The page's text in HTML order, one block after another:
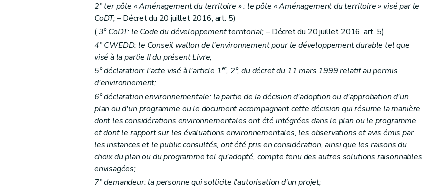
Art.D 28-13
ChapitreIII Subventionnement structurel des associations environnementales– Décret du 23 janvier 2014, art. 17)
Art.D 28-11
Art.D 28-12
Art.D 28-13
ChapitreIV Évaluation et contrôle des associations reconnues et subventionnées et retrait de la reconnaissance ou du subventionnement
Section1re Évaluation et contrôle des associations reconnues et subventionnées– Décret du 23 janvier 2014, art. 22)
Art.D 28-14
Art.D 28-15
Section
Retrait et suspension de la reconnaissance ou du subventionnement
– Décret du 23 janvier 2014, art. 25)
Art.D 28-16
ChapitreIV Évaluation et contrôle des associations reconnues et subventionnées et retrait de la reconnaissance ou du subventionnement
Section1 Évaluation et contrôle des associations reconnues et subventionnées
2°terpôle « Aménagement du territoire » : le pôle « Aménagement du territoire » visé par le
CoDT;– Décret du 20 juillet 2016, art. 5)
(3° CoDT: le Code du développement territorial;– Décret du 20 juillet 2016, art. 5)
4° CWEDD: le Conseil wallon de l'environnement pour le développement durable tel que
visé à la partie II du présent Livre;
5° déclaration: l'acte visé à l'article 1er, 2°, du décret du 11 mars 1999 relatif au permis
d'environnement;
6° déclaration environnementale: la partie de la décision d'adoption ou d'approbation d'un
plan ou d'un programme ou le document accompagnant cette décision qui résume la manière
dont les considérations environnementales ont été intégrées dans le plan ou le programme
et dont le rapport sur les évaluations environnementales, les observations et avis émis par
les instances et le public consultés, ont été pris en considération, ainsi que les raisons du
choix du plan ou du programme tel qu'adopté, compte tenu des autres solutions raisonnables
envisagées;
7° demandeur: la personne qui sollicite l'autorisation d'un projet;